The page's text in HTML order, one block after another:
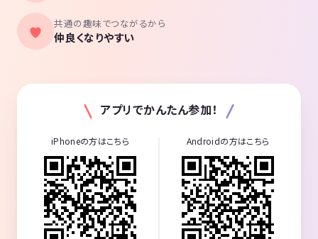
共通の趣味でつながるから
仲良くなりやすい
アプリでかんたん参加！
iPhoneの方はこちら Androidの方はこちら